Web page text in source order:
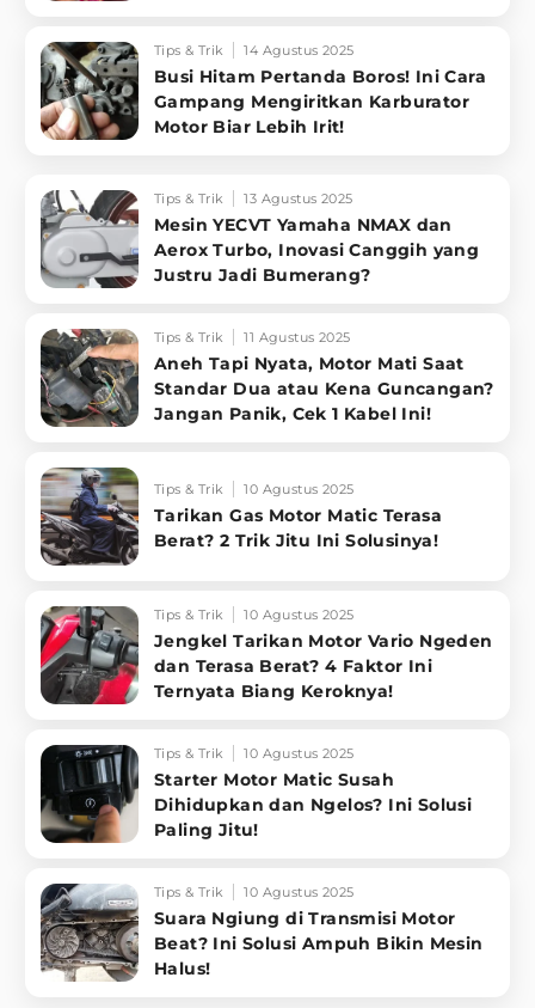
Tips & Trik 14 Agustus 2025
Busi Hitam Pertanda Boros! Ini Cara
Gampang Mengiritkan Karburator
Motor Biar Lebih Irit!
Tips & Trik 13 Agustus 2025
Mesin YECVT Yamaha NMAX dan
Aerox Turbo, Inovasi Canggih yang
Justru Jadi Bumerang?
Tips & Trik 11 Agustus 2025
Aneh Tapi Nyata, Motor Mati Saat
Standar Dua atau Kena Guncangan?
Jangan Panik, Cek 1 Kabel Ini!
Tips & Trik 10 Agustus 2025
Tarikan Gas Motor Matic Terasa
Berat? 2 Trik Jitu Ini Solusinya!
Tips & Trik 10 Agustus 2025
Jengkel Tarikan Motor Vario Ngeden
dan Terasa Berat? 4 Faktor Ini
Ternyata Biang Keroknya!
Tips & Trik 10 Agustus 2025
Starter Motor Matic Susah
Dihidupkan dan Ngelos? Ini Solusi
Paling Jitu!
Tips & Trik 10 Agustus 2025
Suara Ngiung di Transmisi Motor
Beat? Ini Solusi Ampuh Bikin Mesin
Halus!